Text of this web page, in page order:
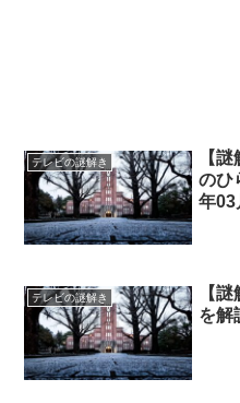
テレビの謎解き
【
のひ
年03
テレビの謎解き
【
を解